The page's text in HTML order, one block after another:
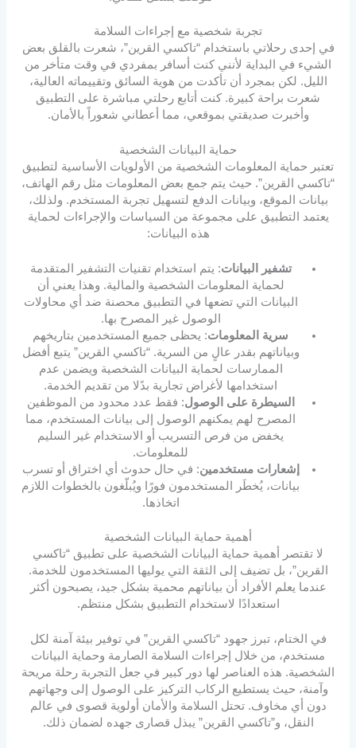
تجربة شخصية مع إجراءات السلامة
في إحدى رحلاتي باستخدام “تاكسي القرين”، شعرت بالقلق بعض
الشيء في البداية لأنني كنت أسافر بمفردي في وقت متأخر من
الليل. لكن بمجرد أن تأكدت من هوية السائق وتقييماته العالية،
شعرت براحة كبيرة. كنت أتابع رحلتي مباشرة على التطبيق
وأخبرت صديقتي بموقعي، مما أعطاني شعوراً بالأمان.
حماية البيانات الشخصية
تعتبر حماية المعلومات الشخصية من الأولويات الأساسية لتطبيق
“تاكسي القرين”. حيث يتم جمع بعض المعلومات مثل رقم الهاتف،
بيانات الموقع، وبيانات الدفع لتسهيل تجربة المستخدم. ولذلك،
يعتمد التطبيق على مجموعة من السياسات والإجراءات لحماية
هذه البيانات:
تشفير البيانات: يتم استخدام تقنيات التشفير المتقدمة
لحماية المعلومات الشخصية والمالية. وهذا يعني أن
البيانات التي تضعها في التطبيق محصنة ضد أي محاولات
الوصول غير المصرح بها.
سرية المعلومات: يحظى جميع المستخدمين بتاريخهم
وبياناتهم بقدر عالٍ من السرية. “تاكسي القرين” يتبع أفضل
الممارسات لحماية البيانات الشخصية ويضمن عدم
استخدامها لأغراض تجارية بدًلا من تقديم الخدمة.
السيطرة على الوصول: فقط عدد محدود من الموظفين
المصرح لهم يمكنهم الوصول إلى بيانات المستخدم، مما
يخفض من فرص التسريب أو الاستخدام غير السليم
للمعلومات.
إشعارات مستخدمين: في حال حدوث أي اختراق أو تسرب
بيانات، يُخطَر المستخدمون فورًا ويُبلّغون بالخطوات اللازم
اتخاذها.
أهمية حماية البيانات الشخصية
لا تقتصر أهمية حماية البيانات الشخصية على تطبيق “تاكسي
القرين”، بل تضيف إلى الثقة التي يوليها المستخدمون للخدمة.
عندما يعلم الأفراد أن بياناتهم محمية بشكل جيد، يصبحون أكثر
استعدادًا لاستخدام التطبيق بشكل منتظم.
في الختام، تبرز جهود “تاكسي القرين” في توفير بيئة آمنة لكل
مستخدم، من خلال إجراءات السلامة الصارمة وحماية البيانات
الشخصية. هذه العناصر لها دور كبير في جعل التجربة رحلة مريحة
وآمنة، حيث يستطيع الركاب التركيز على الوصول إلى وجهاتهم
دون أي مخاوف. تحتل السلامة والأمان أولوية قصوى في عالم
النقل، و”تاكسي القرين” يبذل قصارى جهده لضمان ذلك.